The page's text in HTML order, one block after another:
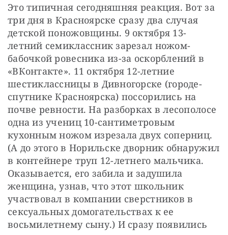
Это типичная сегодняшняя реакция. Вот за
три дня в Красноярске сразу два случая
детской поножовщины. 9 октября 13-
летний семиклассник зарезал ножом-
бабочкой ровесника из-за оскорблений в
«ВКонтакте». 11 октября 12-летние
шестиклассницы в Дивногорске (городе-
спутнике Красноярска) поссорились на
почве ревности. На разборках в лесополосе
одна из учениц 10-сантиметровым
кухонным ножом изрезала двух соперниц.
(А до этого в Норильске дворник обнаружил
в контейнере труп 12-летнего мальчика.
Оказывается, его забила и задушила
женщина, узнав, что этот школьник
участвовал в компании сверстников в
сексуальных домогательствах к ее
восьмилетнему сыну.) И сразу появились